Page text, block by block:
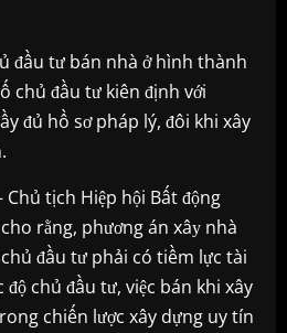
đầu tư bán nhà ở hình thành
chủ đầu tư kiên định với
đủ hồ sơ pháp lý, đôi khi xây
Chủ tịch Hiệp hội Bất động
rằng, phương án xâу nhà
đầu tư phải có tiềm lực tài
chủ đầu tư, việc bán khi xây
chiến lược xây dựng uy tín